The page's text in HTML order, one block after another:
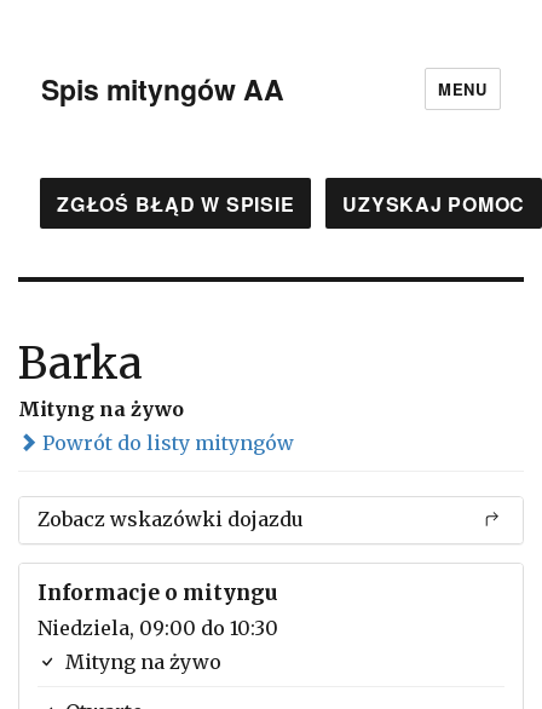
Spis mityngów AA MENU
ZGŁOŚ BŁĄD W SPISIE UZYSKAJ POMOC
Barka
Mityng na żywo
Powrót do listy mityngów
Zobacz wskazówki dojazdu
Informacje o mityngu
Niedziela, 09:00 do 10:30
Mityng na żywo